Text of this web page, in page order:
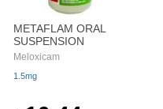
METAFLAM ORAL
SUSPENSION
Meloxicam
1.5mg